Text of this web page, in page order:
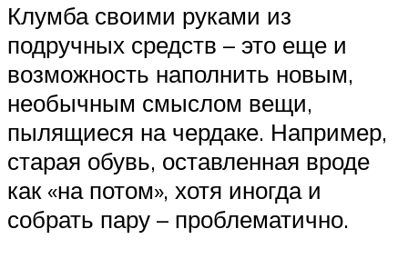
Клумба своими руками из
подручных средств – это еще и
возможность наполнить новым,
необычным смыслом вещи,
пылящиеся на чердаке. Например,
старая обувь, оставленная вроде
как «на потом», хотя иногда и
собрать пару – проблематично.